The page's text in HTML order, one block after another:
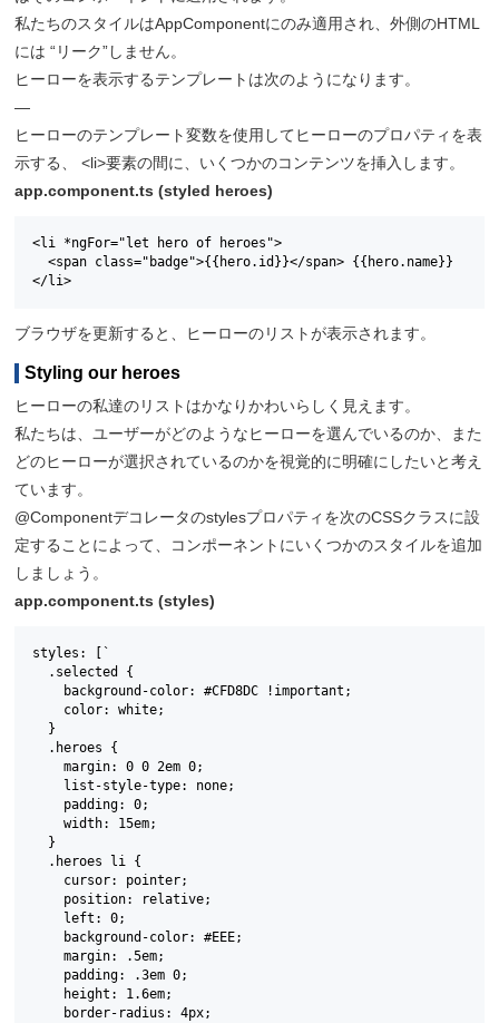
私たちのスタイルはAppComponentにのみ適用され、外側のHTML
には “リーク”しません。
ヒーローを表示するテンプレートは次のようになります。
—
ヒーローのテンプレート変数を使用してヒーローのプロパティを表
示する、 <li>要素の間に、いくつかのコンテンツを挿入します。
app.component.ts (styled heroes)
<li *ngFor="let hero of heroes">
  <span class="badge">{{hero.id}}</span> {{hero.name}}
</li>
ブラウザを更新すると、ヒーローのリストが表示されます。
Styling our heroes
ヒーローの私達のリストはかなりかわいらしく見えます。
私たちは、ユーザーがどのようなヒーローを選んでいるのか、また
どのヒーローが選択されているのかを視覚的に明確にしたいと考え
ています。
@Componentデコレータのstylesプロパティを次のCSSクラスに設
定することによって、コンポーネントにいくつかのスタイルを追加
しましょう。
app.component.ts (styles)
styles: [`
  .selected {
    background-color: #CFD8DC !important;
    color: white;
  }
  .heroes {
    margin: 0 0 2em 0;
    list-style-type: none;
    padding: 0;
    width: 15em;
  }
  .heroes li {
    cursor: pointer;
    position: relative;
    left: 0;
    background-color: #EEE;
    margin: .5em;
    padding: .3em 0;
    height: 1.6em;
    border-radius: 4px;